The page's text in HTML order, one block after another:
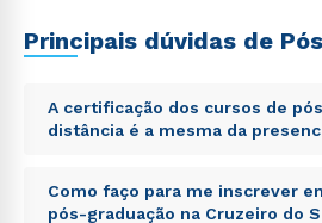
Principais dúvidas de
A certificação dos cursos de
distância é a mesma da
Sed ut perspiciatis unde omnis
voluptatem accusantium
Como faço para me inscrever
pós-graduação na Cruzeiro do